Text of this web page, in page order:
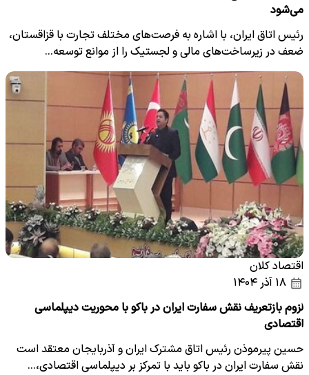
می‌شود
رئیس اتاق ایران، با اشاره به فرصت‌های مختلف تجارت با قزاقستان،
ضعف در زیرساخت‌های مالی و لجستیک را از موانع توسعه…
اقتصاد کلان
لزوم بازتعریف نقش سفارت ایران در باکو با محوریت دیپلماسی
اقتصادی
حسین پیرموذن رئیس اتاق مشترک ایران و آذربایجان معتقد است
نقش سفارت ایران در باکو باید با تمرکز بر دیپلماسی اقتصادی،…